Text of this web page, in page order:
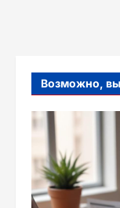
Возможно,